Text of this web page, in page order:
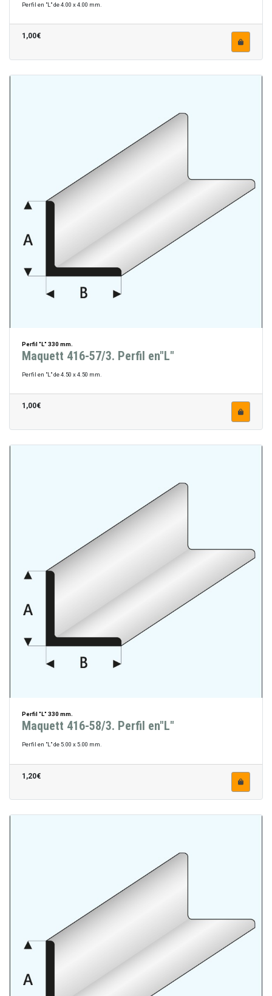
Perfil en "L" de 4.00 x 4.00 mm.
1,00€
Perfil "L" 330 mm.
Maquett 416-57/3. Perfil en"L"
Perfil en "L" de 4.50 x 4.50 mm.
1,00€
Perfil "L" 330 mm.
Maquett 416-58/3. Perfil en"L"
Perfil en "L" de 5.00 x 5.00 mm.
1,20€